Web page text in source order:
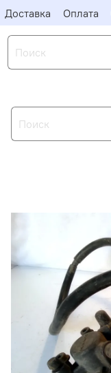
Доставка Оплата